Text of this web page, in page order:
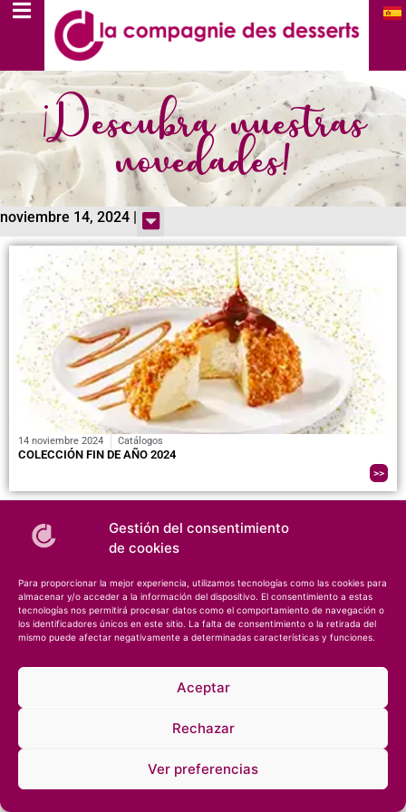
Gestión del consentimiento
de cookies
Para proporcionar la mejor experiencia, utilizamos tecnologías como las cookies para
almacenar y/o acceder a la información del dispositivo. El consentimiento a estas
tecnologías nos permitirá procesar datos como el comportamiento de navegación o
los identificadores únicos en este sitio. La falta de consentimiento o la retirada del
mismo puede afectar negativamente a determinadas características y funciones.
Aceptar
Rechazar
Ver preferencias
¡Descubra nuestras
novedades!
noviembre 14, 2024 |
14 noviembre 2024 Catálogos
COLECCIÓN FIN DE AÑO 2024
>>
© 2026 – Especialista en helados y repostería •Notas legales•Confidencialidad